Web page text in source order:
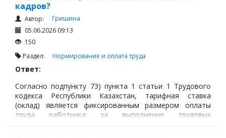
кадров?
Автор:
Гришина
05.06.2026 09:13
150
Раздел: Нормирование и оплата труда
Ответ:
Согласно подпункту 73) пункта 1 статьи 1 Трудового
кодекса Республики Казахстан, тарифная ставка
(оклад) является фиксированным размером оплаты
труда работника за выполнение трудовых
обязанностей определенной сложности (квалификации)